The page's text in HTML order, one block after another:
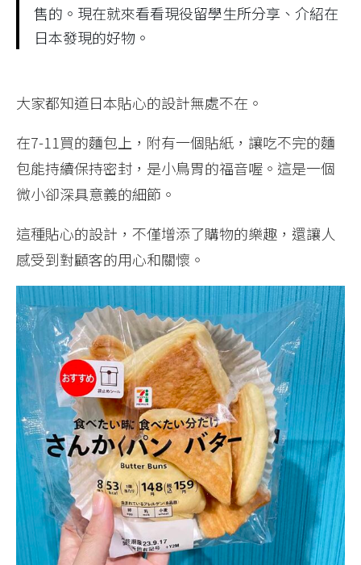
售的。現在就來看看現役留學生所分享、介紹在
日本發現的好物。
大家都知道日本貼心的設計無處不在。
在7-11買的麵包上，附有一個貼紙，讓吃不完的麵
包能持續保持密封，是小鳥胃的福音喔。這是一個
微小卻深具意義的細節。
這種貼心的設計，不僅增添了購物的樂趣，還讓人
感受到對顧客的用心和關懷。